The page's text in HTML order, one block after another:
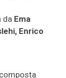
da Ema
Enrico